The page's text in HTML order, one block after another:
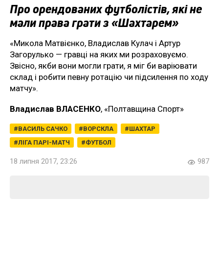
Про орендованих футболістів, які не
мали права грати з «Шахтарем»
«Микола Матвієнко, Владислав Кулач і Артур
Загорулько — гравці на яких ми розраховуємо.
Звісно, якби вони могли грати, я міг би варіювати
склад і робити певну ротацію чи підсилення по ходу
матчу».
Владислав ВЛАСЕНКО, «Полтавщина Спорт»
ВАСИЛЬ САЧКО ВОРСКЛА
ШАХТАР
ЛІГА ПАРІ-МАТЧ
ФУТБОЛ
18 липня 2017, 23:26 987